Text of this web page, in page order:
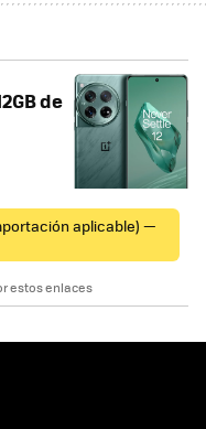
de
aplicable) —
estos enlaces